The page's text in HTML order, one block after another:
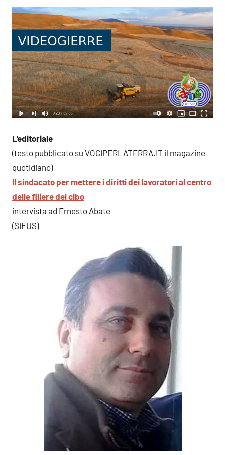
L’editoriale
(testo pubblicato su VOCIPERLATERRA.IT il magazine
quotidiano)
Il sindacato per mettere i diritti dei lavoratori al centro
delle filiere del cibo
intervista ad Ernesto Abate
(SIFUS)